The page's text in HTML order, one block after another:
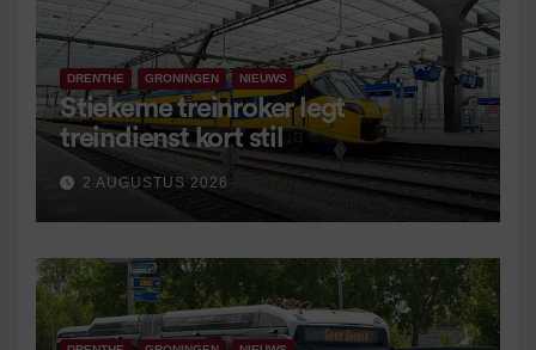
DRENTHE GRONINGEN NIEUWS
Stiekeme treinroker legt
treindienst kort stil
2 AUGUSTUS 2026